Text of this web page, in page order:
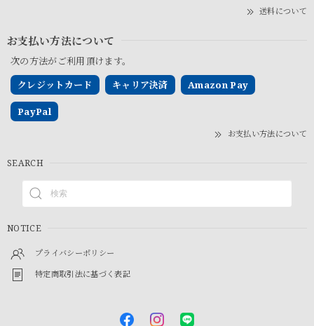
送料について
お支払い方法について
次の方法がご利用頂けます。
クレジットカード
キャリア決済 Amazon Pay
PayPal
お支払い方法について
SEARCH
NOTICE
プライバシーポリシー
特定商取引法に基づく表記